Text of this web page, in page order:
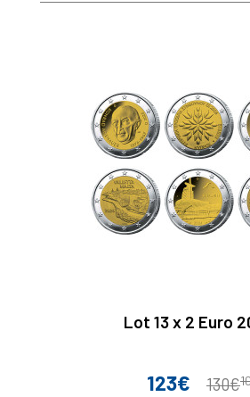
Lot 13 x 2 Euro
Prix
123€
Prix
130€